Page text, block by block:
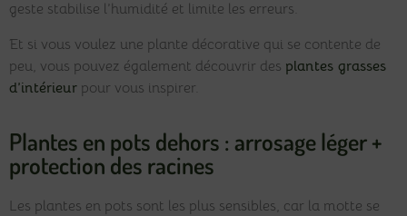
geste stabilise l’humidité et limite les erreurs.
Et si vous voulez une plante décorative qui se contente de
peu, vous pouvez également découvrir des plantes grasses
d’intérieur pour vous inspirer.
Plantes en pots dehors : arrosage léger +
protection des racines
Les plantes en pots sont les plus sensibles, car la motte se